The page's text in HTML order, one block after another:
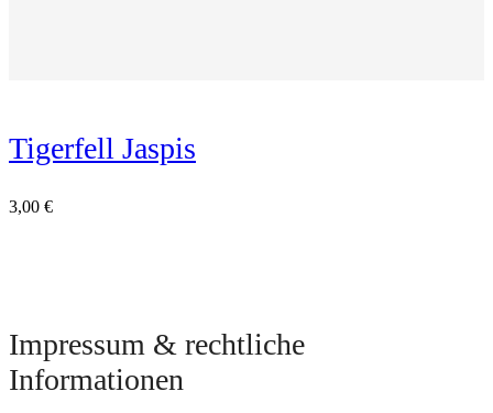
Tigerfell Jaspis
3,00 €
Impressum & rechtliche
Informationen